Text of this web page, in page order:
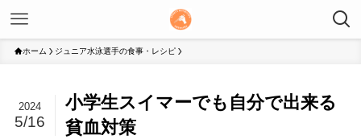
ホーム ジュニア水泳選手の食事・レシピ
小学生スイマーでも自分で出来る
貧血対策
2024
5/16